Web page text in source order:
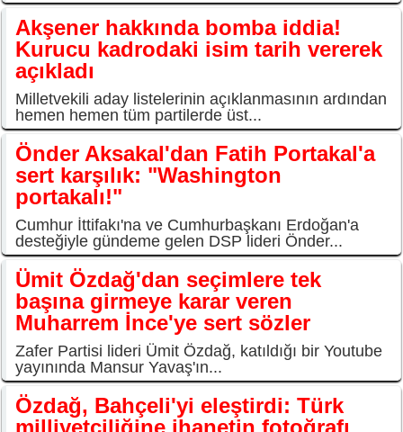
Akşener hakkında bomba iddia!
Kurucu kadrodaki isim tarih vererek
açıkladı
Milletvekili aday listelerinin açıklanmasının ardından
hemen hemen tüm partilerde üst...
Önder Aksakal'dan Fatih Portakal'a
sert karşılık: "Washington
portakalı!"
Cumhur İttifakı'na ve Cumhurbaşkanı Erdoğan'a
desteğiyle gündeme gelen DSP lideri Önder...
Ümit Özdağ'dan seçimlere tek
başına girmeye karar veren
Muharrem İnce'ye sert sözler
Zafer Partisi lideri Ümit Özdağ, katıldığı bir Youtube
yayınında Mansur Yavaş'ın...
Özdağ, Bahçeli'yi eleştirdi: Türk